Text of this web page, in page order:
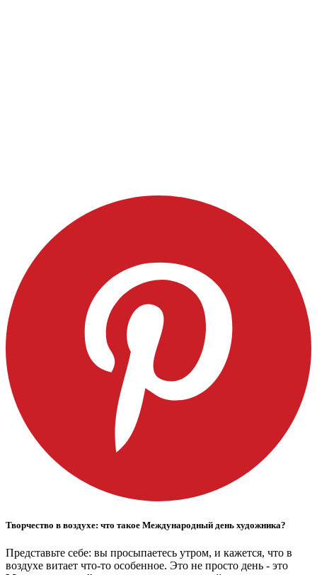
Творчество в воздухе: что такое Международный день художника?
Представьте себе: вы просыпаетесь утром, и кажется, что в
воздухе витает что-то особенное. Это не просто день - это